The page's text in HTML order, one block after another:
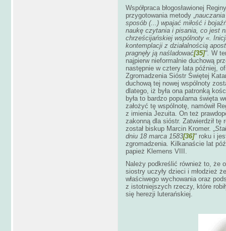
Współpraca błogosławionej
przygotowania metody „
sposób (...) wpajać miłość i
naukę czytania i pisania, co jest
chrześcijańskiej wspólnoty «.
kontemplacji z działalnością
pragnęły ją naśladować[35]". W
najpierw nieformalnie duchową
następnie w cztery lata później,
Zgromadzenia Sióstr Świętej
duchową tej nowej wspólnoty
dlatego, iż była ona patronką
była to bardzo popularna święta
założyć tę wspólnotę, namówił
z imienia Jezuita. On też
zakonną dla sióstr. Zatwierdził tę
został biskup Marcin Kromer. „
dniu 18 marca 1583[36]" roku i
zgromadzenia. Kilkanaście lat
papież Klemens VIII.
Należy podkreślić również to, że
siostry uczyły dzieci i młodzież
właściwego wychowania oraz
z istotniejszych rzeczy, które
się herezji luterańskiej.